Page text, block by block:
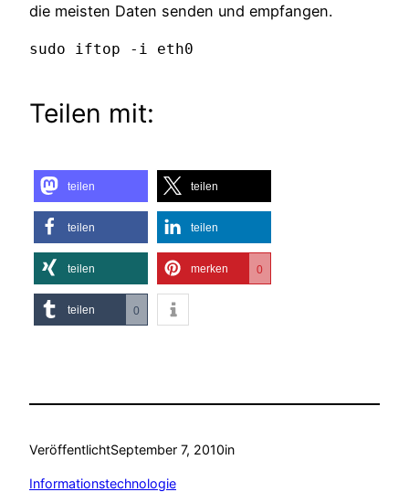
die meisten Daten senden und empfangen.
sudo iftop -i eth0
Teilen mit:
teilen teilen
teilen teilen
teilen merken 0
teilen 0
VeröffentlichtSeptember 7, 2010in
Informationstechnologie